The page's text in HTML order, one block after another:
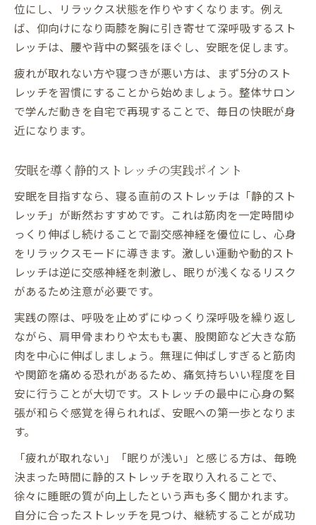
位にし、リラックス状態を作りやすくなります。例え
ば、仰向けになり両膝を胸に引き寄せて深呼吸するスト
レッチは、腰や背中の緊張をほぐし、安眠を促します。
疲れが取れない方や寝つきが悪い方は、まず5分のスト
レッチを習慣にすることから始めましょう。整体サロン
で学んだ動きを自宅で再現することで、毎日の快眠が身
近になります。
安眠を導く静的ストレッチの実践ポイント
安眠を目指すなら、寝る直前のストレッチは「静的スト
レッチ」が断然おすすめです。これは筋肉を一定時間ゆ
っくり伸ばし続けることで副交感神経を優位にし、心身
をリラックスモードに導きます。激しい運動や動的スト
レッチは逆に交感神経を刺激し、眠りが浅くなるリスク
があるため注意が必要です。
実践の際は、呼吸を止めずにゆっくり深呼吸を繰り返し
ながら、肩甲骨まわりや太もも裏、股関節など大きな筋
肉を中心に伸ばしましょう。無理に伸ばしすぎると筋肉
や関節を痛める恐れがあるため、痛気持ちいい程度を目
安に行うことが大切です。ストレッチの最中に心身の緊
張が和らぐ感覚を得られれば、安眠への第一歩となりま
す。
「疲れが取れない」「眠りが浅い」と感じる方は、毎晩
決まった時間に静的ストレッチを取り入れることで、
徐々に睡眠の質が向上したという声も多く聞かれます。
自分に合ったストレッチを見つけ、継続することが成功